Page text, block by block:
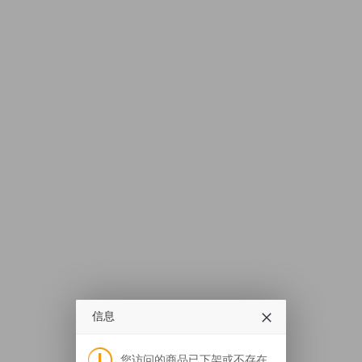
信息